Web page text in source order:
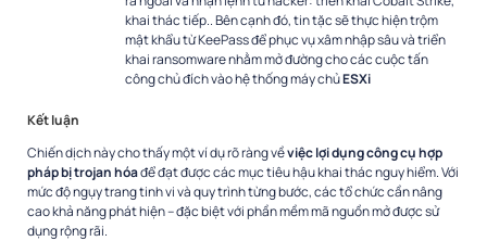
khai thác tiếp.. Bên cạnh đó, tin tặc sẽ thực hiện trộm
mật khẩu từ KeePass để phục vụ xâm nhập sâu và triển
khai ransomware nhằm mở đường cho các cuộc tấn
công chủ đích vào hệ thống máy chủESXi
Kết luận
Chiến dịch này cho thấy một ví dụ rõ ràng vềviệc lợi dụng công cụ hợp
pháp bị trojan hóađể đạt được các mục tiêu hậu khai thác nguy hiểm. Với
mức độ ngụy trang tinh vi và quy trình từng bước, các tổ chức cần nâng
cao khả năng phát hiện – đặc biệt với phần mềm mã nguồn mở được sử
dụng rộng rãi.